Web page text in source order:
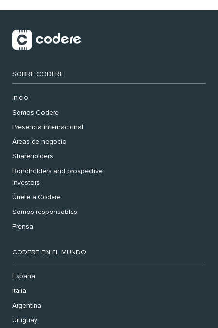
SOBRE CODERE
Inicio
Somos Codere
Presencia internacional
Áreas de negocio
Shareholders
Bondholders and prospective
investors
Únete a Codere
Somos responsables
Prensa
CODERE EN EL MUNDO
España
Italia
Argentina
Uruguay